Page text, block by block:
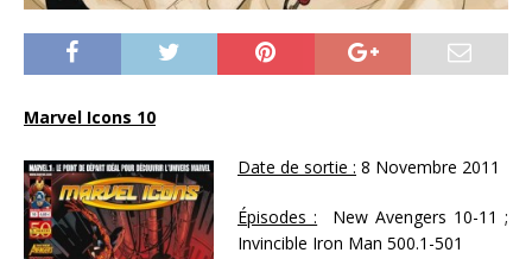
Marvel Icons 10
Date de sortie : 8 Novembre 2011
Épisodes : New Avengers 10-11 ;
Invincible Iron Man 500.1-501